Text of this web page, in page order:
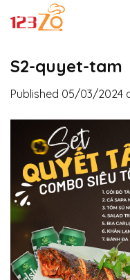
S2-quyet-tam
Published 05/03/2024